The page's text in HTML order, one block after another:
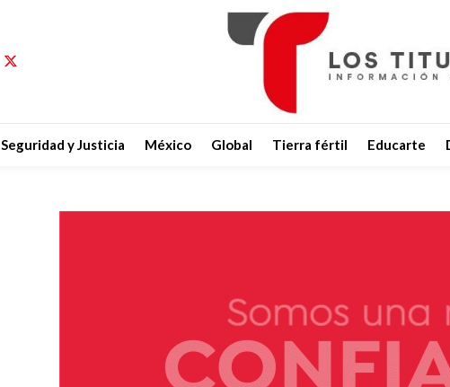
Seguridad y Justicia México Global Tierra fértil Educarte